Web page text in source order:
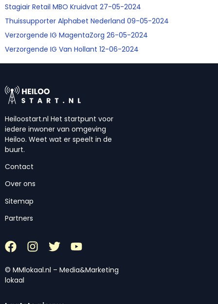
Stagiair Retail MBO Kruidvat 27-05-2024
Thuissupporter Alphabet Nederland 09-05-2024
Verzorgende IG MagentaZorg 26-05-2024
Verzorgende IG Van Hollant 12-06-2024
Heiloostart.nl Het startpunt voor
iedere inwoner van omgeving
Heiloo. Weet wat er speelt in de
buurt.
Contact
Over ons
Sitemap
Partners
© MMlokaal.nl – Media&Marketing
lokaal